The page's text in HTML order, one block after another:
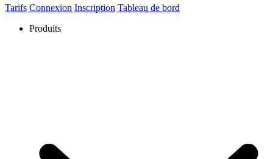
Tarifs Connexion Inscription Tableau de bord
Produits